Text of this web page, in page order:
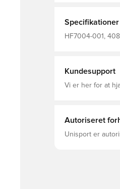
Specifikationer
HF7004-001,
Kundesupport
Vi er her for at
Autoriseret
Unisport er